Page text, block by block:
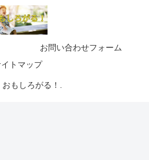
お問い合わせフォーム
トマップ
もしろがる！.